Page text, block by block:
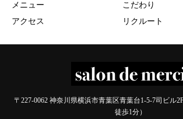
メニュー
アクセス
こだわり
リクルート
〒227-0062 神奈川県横浜市青葉区青葉台1-5-7司ビル
徒歩1分）